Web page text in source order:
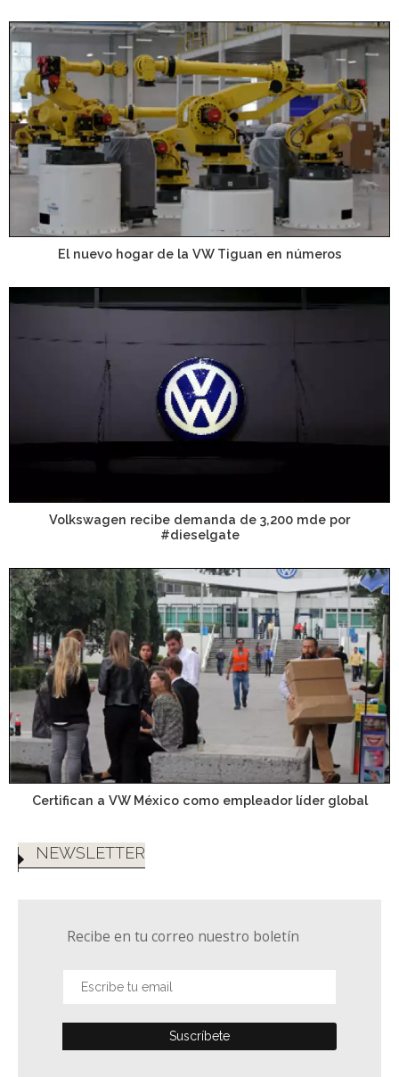
El nuevo hogar de la VW Tiguan en números
Volkswagen recibe demanda de 3,200 mde por
#dieselgate
Certifican a VW México como empleador líder global
NEWSLETTER
Recibe en tu correo nuestro boletín